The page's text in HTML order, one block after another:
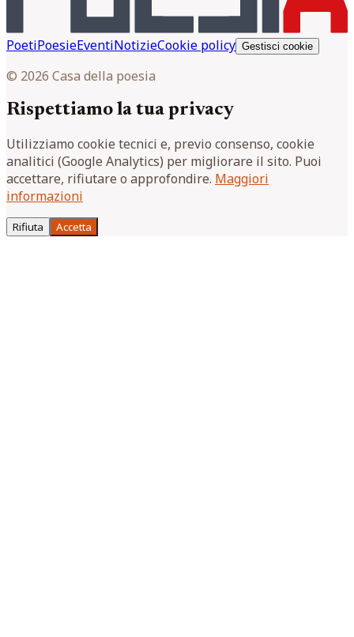
PoetiPoesieEventiNotizieCookie policy Gestisci cookie
© 2026 Casa della poesia
Rispettiamo la tua privacy
Utilizziamo cookie tecnici e, previo consenso, cookie
analitici (Google Analytics) per migliorare il sito. Puoi
accettare, rifiutare o approfondire. Maggiori
informazioni
Rifiuta Accetta